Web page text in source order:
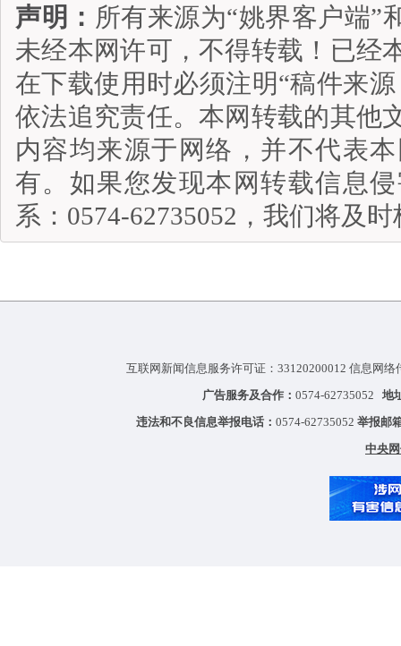
声明： 所有来源为“姚界客户端”
未经本网许可，不得转载！已经
在下载使用时必须注明“稿件来
依法追究责任。本网转载的其他
内容均来源于网络，并不代表
有。如果您发现本网转载信息
系：0574-62735052，我们将及
互联网新闻信息服务许可证：33120200012 信息网
广告服务及合作： 0574-62735052 地
违法和不良信息举报电话： 0574-62735052 举报邮
中央